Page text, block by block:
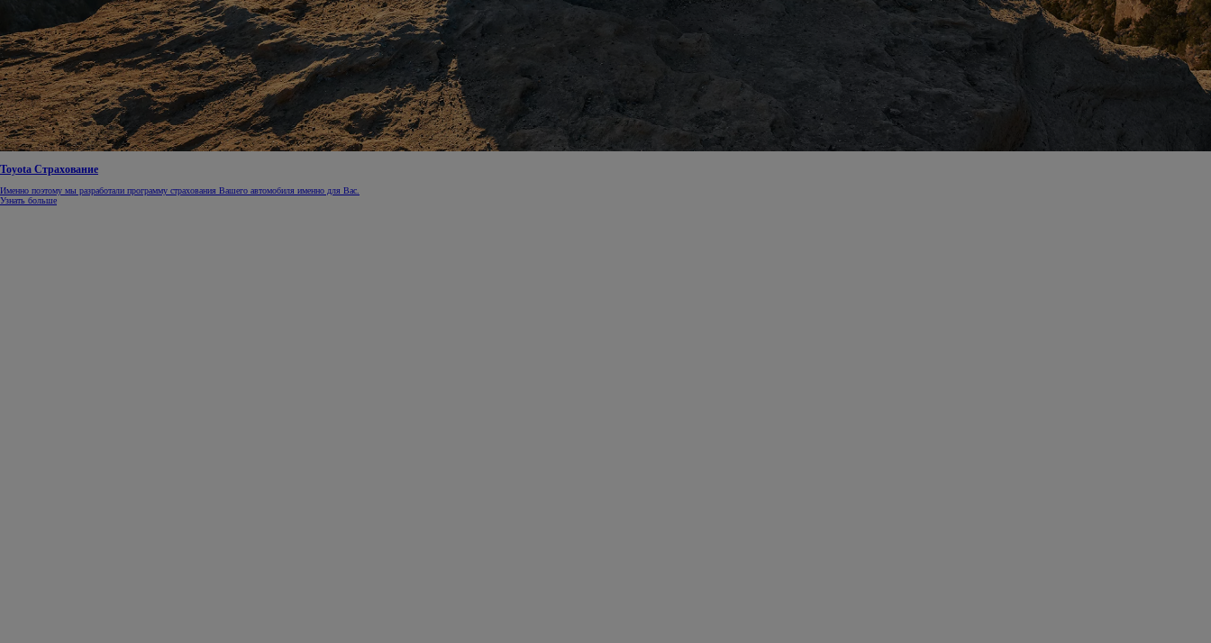
Toyota Страхование
Именно поэтому мы разработали программу страхования Вашего автомобиля именно для Вас.
Узнать больше